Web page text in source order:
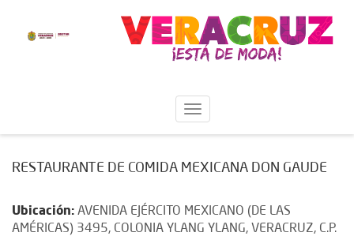
RESTAURANTE DE COMIDA MEXICANA DON GAUDE
Ubicación: AVENIDA EJÉRCITO MEXICANO (DE LAS
AMÉRICAS) 3495, COLONIA YLANG YLANG, VERACRUZ, C.P.